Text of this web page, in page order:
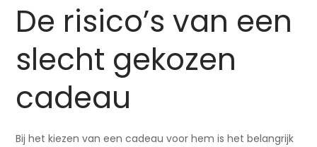
De risico’s van een
slecht gekozen
cadeau
Bij het kiezen van een cadeau voor hem is het belangrijk